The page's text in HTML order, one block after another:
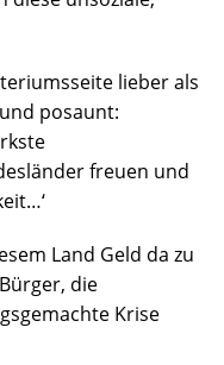
lieber als
posaunt:
freuen und
Land Geld da zu
die
Krise